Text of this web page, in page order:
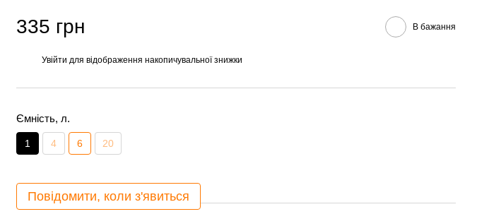
335 грн В бажання
Увійти для відображення накопичувальної знижки
Ємність, л.
1 4 6 20
Повідомити, коли з'явиться